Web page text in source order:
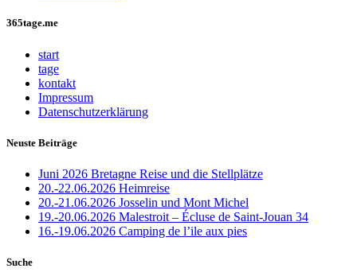
365tage.me
start
tage
kontakt
Impressum
Datenschutzerklärung
Neuste Beiträge
Juni 2026 Bretagne Reise und die Stellplätze
20.-22.06.2026 Heimreise
20.-21.06.2026 Josselin und Mont Michel
19.-20.06.2026 Malestroit – Écluse de Saint-Jouan 34
16.-19.06.2026 Camping de l’ile aux pies
Suche